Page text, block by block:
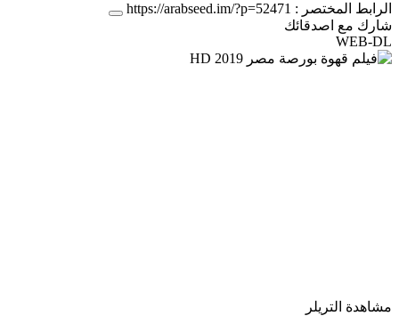
الرابط المختصر : https://arabseed.im/?p=52471
شارك مع اصدقائك
WEB-DL
مشاهدة التريلر